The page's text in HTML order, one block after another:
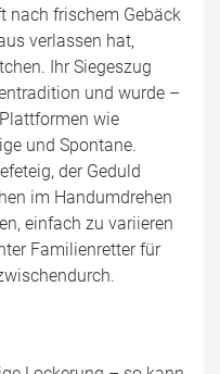
nach frischem Gebäck
verlassen hat,
Ihr Siegeszug
und wurde –
wie
und Spontane.
der Geduld
im Handumdrehen
einfach zu variieren
Familienretter für